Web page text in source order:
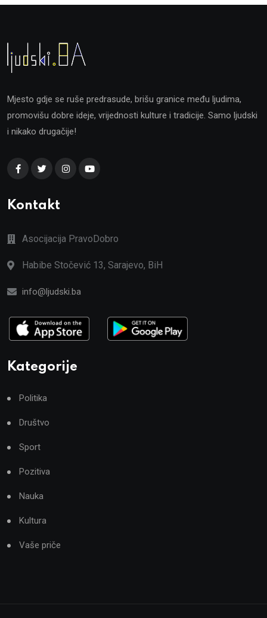
Mjesto gdje se ruše predrasude, brišu granice među ljudima,
promovišu dobre ideje, vrijednosti kulture i tradicije. Samo ljudski
i nikako drugačije!
Kontakt
Asocijacija PravoDobro
Habibe Stočević 13, Sarajevo, BiH
info@ljudski.ba
Kategorije
Politika
Društvo
Sport
Pozitiva
Nauka
Kultura
Vaše priče